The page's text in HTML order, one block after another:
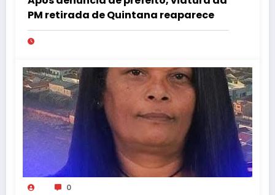
PM retirada de Quintana reaparece
0